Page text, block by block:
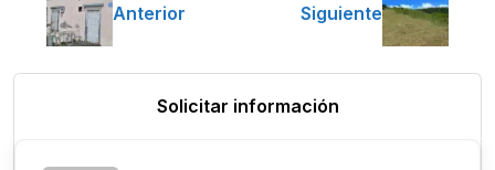
Anterior Siguiente
Solicitar información